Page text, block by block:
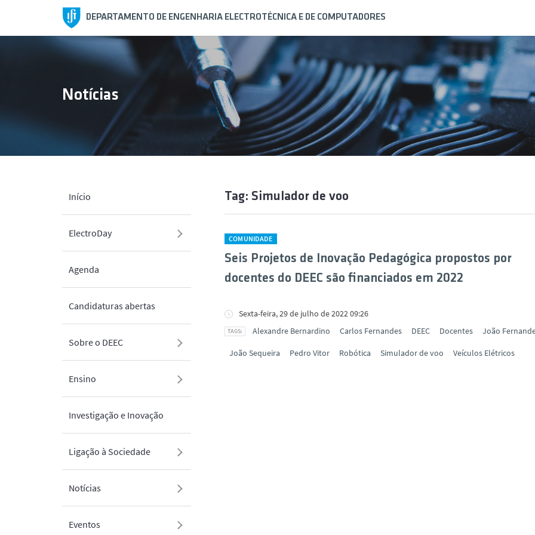
DEPARTAMENTO DE ENGENHARIA ELECTROTÉCNICA E DE COMPUTADORES
Início
ElectroDay
Agenda
Candidaturas abertas
Sobre o DEEC
Ensino
Investigação e Inovação
Ligação à Sociedade
Notícias
Eventos
Notícias
Tag: Simulador de voo
COMUNIDADE
Seis Projetos de Inovação Pedagógica propostos por
docentes do DEEC são financiados em 2022
Sexta-feira, 29 de julho de 2022 09:26
Alexandre Bernardino
Carlos Fernandes DEEC Docentes João
João Sequeira Pedro Vitor Robótica Simulador de voo Veículos Elétricos